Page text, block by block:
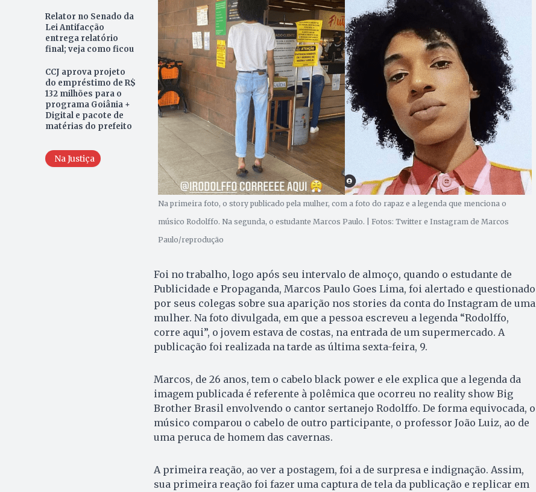
Relator no Senado da
Lei Antifacção
entrega relatório
final; veja como ficou
CCJ aprova projeto
do empréstimo de R$
132 milhões para o
programa Goiânia +
Digital e pacote de
matérias do prefeito
Na Justiça
Na primeira foto, o story publicado pela mulher, com a foto do rapaz e a legenda que menciona o
músico Rodolffo. Na segunda, o estudante Marcos Paulo. | Fotos: Twitter e Instagram de Marcos
Paulo/reprodução
Foi no trabalho, logo após seu intervalo de almoço, quando o estudante de
Publicidade e Propaganda, Marcos Paulo Goes Lima, foi alertado e questionado
por seus colegas sobre sua aparição nos stories da conta do Instagram de uma
mulher. Na foto divulgada, em que a pessoa escreveu a legenda “Rodolffo,
corre aqui”, o jovem estava de costas, na entrada de um supermercado. A
publicação foi realizada na tarde as última sexta-feira, 9.
Marcos, de 26 anos, tem o cabelo black power e ele explica que a legenda da
imagem publicada é referente à polêmica que ocorreu no reality show Big
Brother Brasil envolvendo o cantor sertanejo Rodolffo. De forma equivocada, o
músico comparou o cabelo de outro participante, o professor João Luiz, ao de
uma peruca de homem das cavernas.
A primeira reação, ao ver a postagem, foi a de surpresa e indignação. Assim,
sua primeira reação foi fazer uma captura de tela da publicação e replicar em